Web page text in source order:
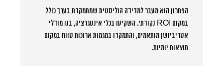
הפתרון הוא מעבר למדידה הוליסטית שמתמקדת בערך כולל
במקום ROI נקודתי. השקיעו בכלי אינטגרציה, בנו מודלי
אטריביושן מותאמים, והתמקדו במגמות ארוכות טווח במקום
תוצאות יומיות.